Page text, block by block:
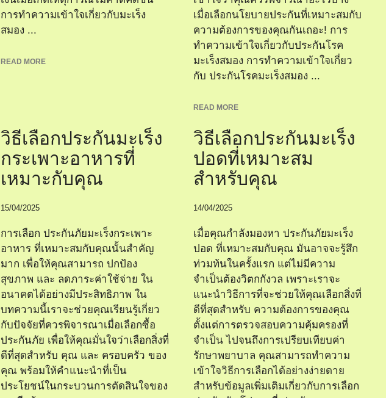
การทำความเข้าใจเกี่ยวกับมะเร็ง
สมอง ...
READ MORE
เมื่อเลือกนโยบายประกันที่เหมาะสมกับ
ความต้องการของคุณกันเถอะ! การ
ทำความเข้าใจเกี่ยวกับประกันโรค
มะเร็งสมอง การทำความเข้าใจเกี่ยว
กับ ประกันโรคมะเร็งสมอง ...
READ MORE
วิธีเลือกประกันมะเร็ง
กระเพาะอาหารที่
เหมาะกับคุณ
15/04/2025
การเลือก ประกันภัยมะเร็งกระเพาะ
อาหาร ที่เหมาะสมกับคุณนั้นสำคัญ
มาก เพื่อให้คุณสามารถ ปกป้อง
สุขภาพ และ ลดภาระค่าใช้จ่าย ใน
อนาคตได้อย่างมีประสิทธิภาพ ใน
บทความนี้เราจะช่วยคุณเรียนรู้เกี่ยว
กับปัจจัยที่ควรพิจารณาเมื่อเลือกซื้อ
ประกันภัย เพื่อให้คุณมั่นใจว่าเลือกสิ่งที่
ดีที่สุดสำหรับ คุณ และ ครอบครัว ของ
คุณ พร้อมให้คำแนะนำที่เป็น
ประโยชน์ในกระบวนการตัดสินใจของ
วิธีเลือกประกันมะเร็ง
ปอดที่เหมาะสม
สำหรับคุณ
14/04/2025
เมื่อคุณกำลังมองหา ประกันภัยมะเร็ง
ปอด ที่เหมาะสมกับคุณ มันอาจจะรู้สึก
ท่วมท้นในครั้งแรก แต่ไม่มีความ
จำเป็นต้องวิตกกังวล เพราะเราจะ
แนะนำวิธีการที่จะช่วยให้คุณเลือกสิ่งที่
ดีที่สุดสำหรับ ความต้องการของคุณ
ตั้งแต่การตรวจสอบความคุ้มครองที่
จำเป็น ไปจนถึงการเปรียบเทียบค่า
รักษาพยาบาล คุณสามารถทำความ
เข้าใจวิธีการเลือกได้อย่างง่ายดาย
สำหรับข้อมูลเพิ่มเติมเกี่ยวกับการเลือก